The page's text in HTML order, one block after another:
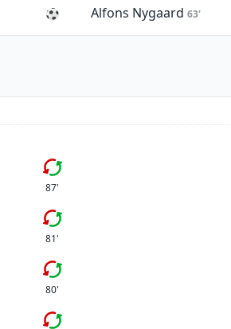
Alfons Nygaard 63'
Femte bytet
87'
Tredje bytet
81'
Fjärde bytet
80'